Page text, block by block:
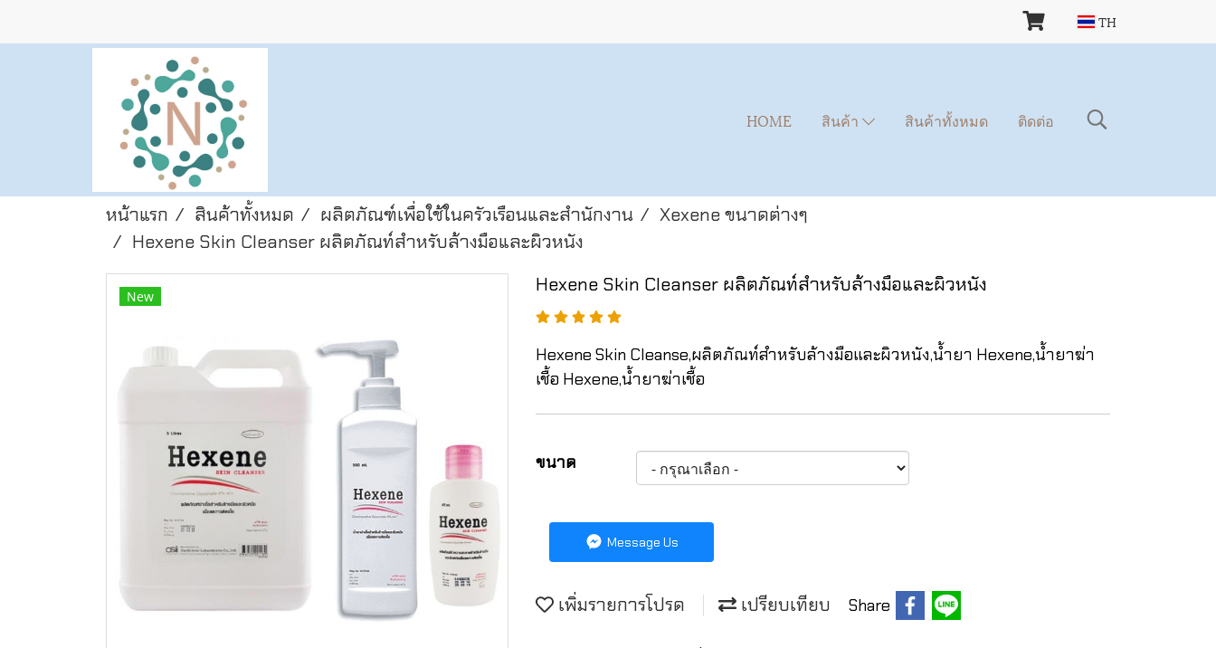
TH
HOME สินค้า สินค้าทั้งหมด ติดต่อ
หน้าแรก สินค้าทั้งหมด ผลิตภัณฑ์เพื่อใช้ในครัวเรือนและสำนักงาน
Xexene ขนาดต่างๆ
Hexene Skin Cleanser ผลิตภัณท์สำหรับล้างมือและผิวหนัง
New
Hexene Skin Cleanser ผลิตภัณท์สำหรับล้างมือและผิวหนัง
Hexene Skin Cleanse,ผลิตภัณท์สำหรับล้างมือและผิวหนัง,น้ำยา Hexene,น้ำยาฆ่า
เชื้อ Hexene,น้ำยาฆ่าเชื้อ
ขนาด
Message Us
เพิ่มรายการโปรด เปรียบเทียบ Share